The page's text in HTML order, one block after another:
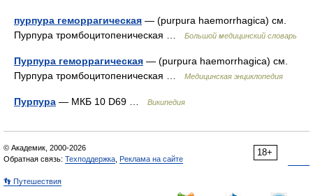
пурпура геморрагическая — (purpura haemorrhagica) см.
Пурпура тромбоцитопеническая …
Большой медицинский словарь
Пурпура геморрагическая — (purpura haemorrhagica) см.
Пурпура тромбоцитопеническая …
Медицинская энциклопедия
Пурпура — МКБ 10 D69 … Википедия
18+
© Академик, 2000-2026
Обратная связь: Техподдержка Реклама на сайте
👣 Путешествия